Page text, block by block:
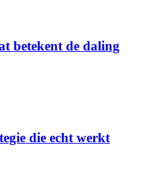
betekent de daling
die echt werkt